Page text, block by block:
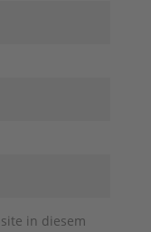
in diesem